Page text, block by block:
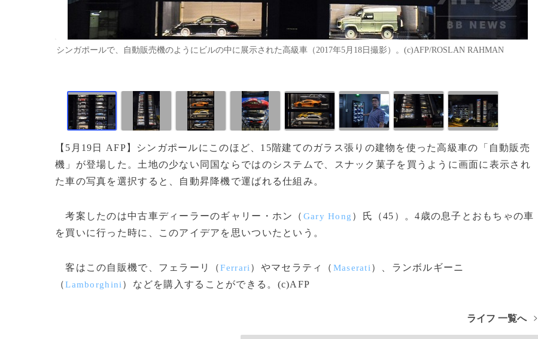
シンガポールで、自動販売機のようにビルの中に展示された高級車（2017年5月18日撮影）。(c)AFP/ROSLAN RAHMAN
【5月19日 AFP】シンガポールにこのほど、15階建てのガラス張りの建物を使った高級車の「自動販売
機」が登場した。土地の少ない同国ならではのシステムで、スナック菓子を買うように画面に表示され
た車の写真を選択すると、自動昇降機で運ばれる仕組み。
考案したのは中古車ディーラーのギャリー・ホン（ Gary Hong ）氏（45）。4歳の息子とおもちゃの車
を買いに行った時に、このアイデアを思いついたという。
客はこの自販機で、フェラーリ（Ferrari ）やマセラティ（ Maserati ）、ランボルギーニ
（Lamborghini ）などを購入することができる。(c)AFP
ライフ 一覧へ >